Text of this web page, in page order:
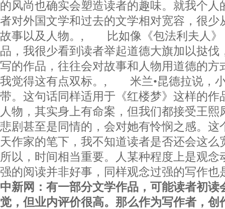
的风尚也确实会塑造读者的趣味。就我个人
者对外国文学和过去的文学相对宽容，很少
故事以及人物。, 比如像《包法利夫人》
品，我很少看到读者举起道德大旗加以挞伐
写的作品，往往会对故事和人物用道德的方
我觉得这有点双标。, 米兰•昆德拉说，
带。这句话同样适用于《红楼梦》这样的作
人物，其实身上有命案，但我们都接受王熙
悲剧甚至是同情的，会对她有怜悯之感。这
天作家的笔下，我不知道读者是否还会
所以，时间相当重要。人某种程度上是观念
强的阅读并非好事，同样观念过强的写
中新网：有一部分文学作品，可能读者初读
觉，但业内评价很高。那么作为写作者，创